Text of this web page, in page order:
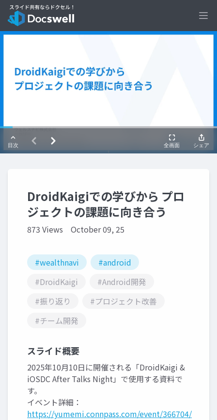
DroidKaigiでの学びから プロ
ジェクトの課題に向き合う
873 Views October 09, 25
#wealthnavi
#android
#DroidKaigi
#Android開発
#振り返り
#プロジェクト改善
#チーム開発
スライド概要
2025年10月10日に開催される「DroidKaigi &
iOSDC After Talks Night」で使用する資料で
す。
イベント詳細：
https://yumemi.connpass.com/event/366704/